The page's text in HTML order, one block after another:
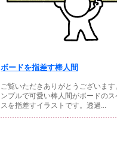
ボードを指差す棒人間
ご覧いただきありがとうございます
ンプルで可愛い棒人間がボードのス
スを指差すイラストです。透過...